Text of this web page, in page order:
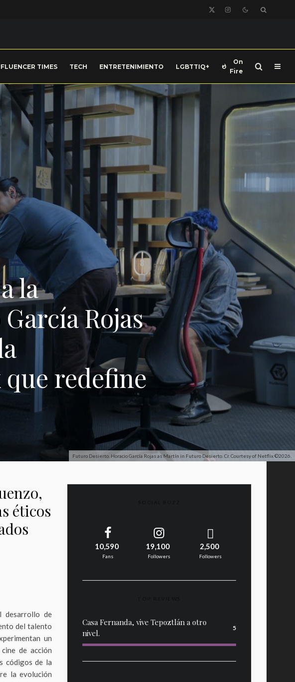
TIMES TECH ENTRETENIMIENTO LGBTTIQ+
On
Fire
Futuro Desierto. Horacio García Rojas as Martín in Futuro Desierto. Cr. Courtesy of Netflix ©2026.
la
Rojas
redefine
éticos
desarrollo de
del talento
un
de acción
códigos de la
la evolución
10,590
Fans
19,100
Followers
2,500
Followers
Casa Fernanda, vive Tepoztlán a otro
nivel.
5